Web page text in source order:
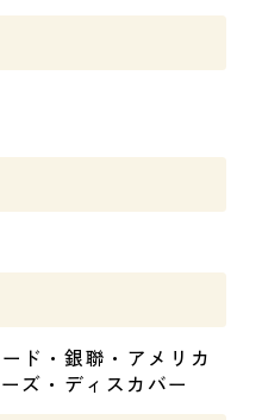
ド・銀聯・アメリカ
ズ・ディスカバー